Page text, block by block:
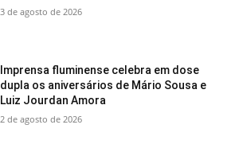
3 de agosto de 2026
Imprensa fluminense celebra em dose
dupla os aniversários de Mário Sousa e
Luiz Jourdan Amora
2 de agosto de 2026